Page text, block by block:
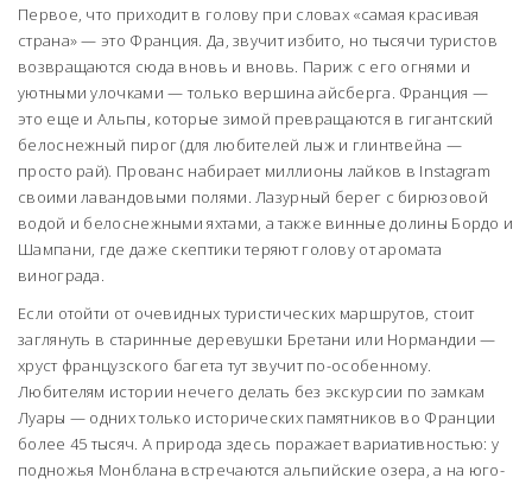
Первое, что приходит в голову при словах «самая красивая
страна» — это Франция. Да, звучит избито, но тысячи туристов
возвращаются сюда вновь и вновь. Париж с его огнями и
уютными улочками — только вершина айсберга. Франция —
это еще и Альпы, которые зимой превращаются в гигантский
белоснежный пирог (для любителей лыж и глинтвейна —
просто рай). Прованс набирает миллионы лайков в Instagram
своими лавандовыми полями. Лазурный берег с бирюзовой
водой и белоснежными яхтами, а также винные долины Бордо и
Шампани, где даже скептики теряют голову от аромата
винограда.
Если отойти от очевидных туристических маршрутов, стоит
заглянуть в старинные деревушки Бретани или Нормандии —
хруст французского багета тут звучит по-особенному.
Любителям истории нечего делать без экскурсии по замкам
Луары — одних только исторических памятников во Франции
более 45 тысяч. А природа здесь поражает вариативностью: у
подножья Монблана встречаются альпийские озера, а на юго-